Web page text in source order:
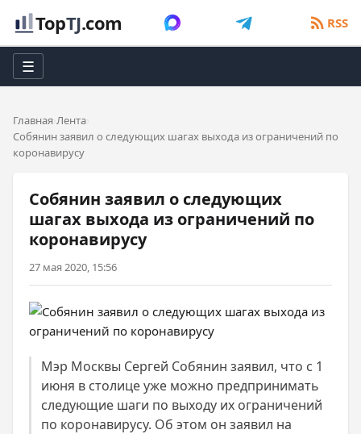
TopTJ.com RSS
☰
Главная Лента
Собянин заявил о следующих шагах выхода из ограничений по
коронавирусу
Собянин заявил о следующих
шагах выхода из ограничений по
коронавирусу
27 мая 2020, 15:56
Мэр Москвы Сергей Собянин заявил, что с 1
июня в столице уже можно предпринимать
следующие шаги по выходу их ограничений
по коронавирусу. Об этом он заявил на